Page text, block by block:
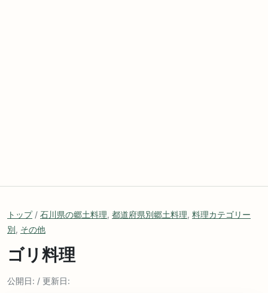
トップ/ 石川県の郷土料理, 都道府県別郷土料理, 料理カテゴリー
別, その他
ゴリ料理
公開日: / 更新日: